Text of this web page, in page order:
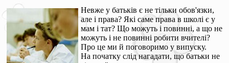
Невже у батьків є не тільки обов'язки,
але і права? Які саме права в школі є у
мам і тат? Що можуть і повинні, а що не
можуть і не повинні робити вчителі?
Про це ми й поговоримо у випуску.
На початку слід нагадати, що батьки не